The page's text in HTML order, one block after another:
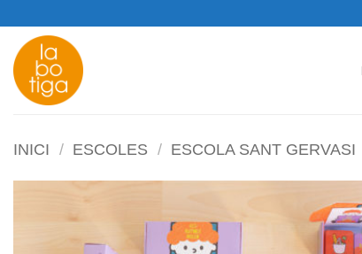
content
INICI / ESCOLES / ESCOLA SANT GERVASI